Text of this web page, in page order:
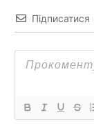
Підписатися